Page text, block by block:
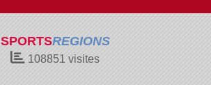
SPORTSREGIONS
108851 visites